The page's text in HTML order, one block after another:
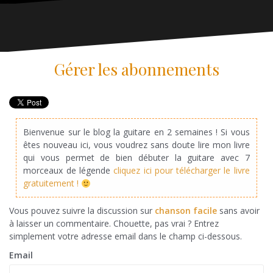
Gérer les abonnements
Bienvenue sur le blog la guitare en 2 semaines ! Si vous
êtes nouveau ici, vous voudrez sans doute lire mon livre
qui vous permet de bien débuter la guitare avec 7
morceaux de légendecliquez ici pour télécharger le livre
gratuitement !
Vous pouvez suivre la discussion sur chanson facile sans avoir
à laisser un commentaire. Chouette, pas vrai ? Entrez
simplement votre adresse email dans le champ ci-dessous.
Email